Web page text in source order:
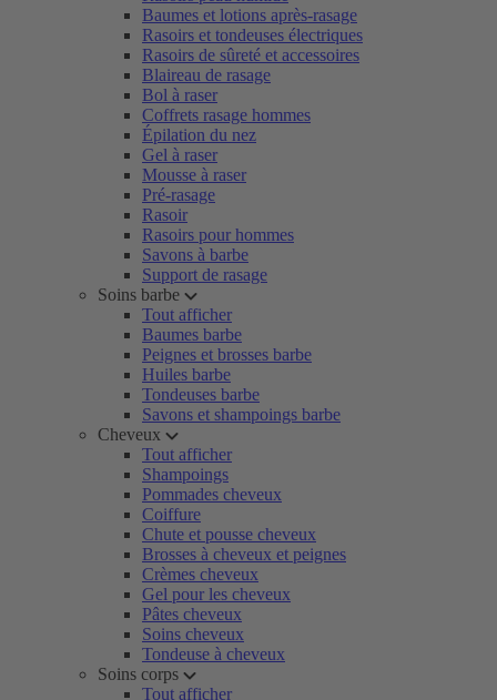
Baumes et lotions après-rasage
Rasoirs et tondeuses électriques
Rasoirs de sûreté et accessoires
Blaireau de rasage
Bol à raser
Coffrets rasage hommes
Épilation du nez
Gel à raser
Mousse à raser
Pré-rasage
Rasoir
Rasoirs pour hommes
Savons à barbe
Support de rasage
Soins barbe
Tout afficher
Baumes barbe
Peignes et brosses barbe
Huiles barbe
Tondeuses barbe
Savons et shampoings barbe
Cheveux
Tout afficher
Shampoings
Pommades cheveux
Coiffure
Chute et pousse cheveux
Brosses à cheveux et peignes
Crèmes cheveux
Gel pour les cheveux
Pâtes cheveux
Soins cheveux
Tondeuse à cheveux
Soins corps
Tout afficher